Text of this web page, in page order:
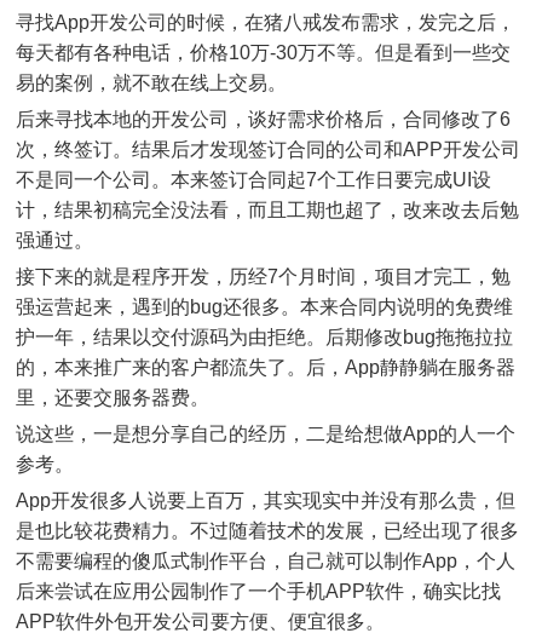
寻找App开发公司的时候，在猪八戒发布需求，发完之后，
每天都有各种电话，价格10万-30万不等。但是看到一些交
易的案例，就不敢在线上交易。
后来寻找本地的开发公司，谈好需求价格后，合同修改了6
次，终签订。结果后才发现签订合同的公司和APP开发公司
不是同一个公司。本来签订合同起7个工作日要完成UI设
计，结果初稿完全没法看，而且工期也超了，改来改去后勉
强通过。
接下来的就是程序开发，历经7个月时间，项目才完工，勉
强运营起来，遇到的bug还很多。本来合同内说明的免费维
护一年，结果以交付源码为由拒绝。后期修改bug拖拖拉拉
的，本来推广来的客户都流失了。后，App静静躺在服务器
里，还要交服务器费。
说这些，一是想分享自己的经历，二是给想做App的人一个
参考。
App开发很多人说要上百万，其实现实中并没有那么贵，但
是也比较花费精力。不过随着技术的发展，已经出现了很多
不需要编程的傻瓜式制作平台，自己就可以制作App，个人
后来尝试在应用公园制作了一个手机APP软件，确实比找
APP软件外包开发公司要方便、便宜很多。